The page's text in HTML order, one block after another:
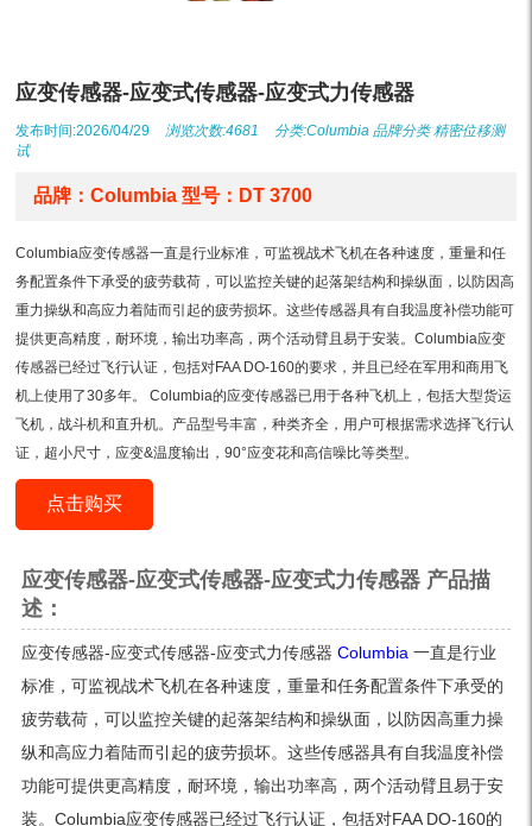
应变传感器-应变式传感器-应变式力传感器
发布时间:2026/04/29 浏览次数:4681 分类:Columbia 品牌分类 精密位移测
试
品牌：Columbia 型号：DT 3700
Columbia应变传感器一直是行业标准，可监视战术飞机在各种速度，重量和任
务配置条件下承受的疲劳载荷，可以监控关键的起落架结构和操纵面，以防因高
重力操纵和高应力着陆而引起的疲劳损坏。这些传感器具有自我温度补偿功能可
提供更高精度，耐环境，输出功率高，两个活动臂且易于安装。Columbia应变
传感器已经过飞行认证，包括对FAA DO-160的要求，并且已经在军用和商用飞
机上使用了30多年。 Columbia的应变传感器已用于各种飞机上，包括大型货运
飞机，战斗机和直升机。产品型号丰富，种类齐全，用户可根据需求选择飞行认
证，超小尺寸，应变&温度输出，90°应变花和高信噪比等类型。
点击购买
应变传感器-应变式传感器-应变式力传感器 产品描
述：
应变传感器-应变式传感器-应变式力传感器 Columbia一直是行业
标准，可监视战术飞机在各种速度，重量和任务配置条件下承受的
疲劳载荷，可以监控关键的起落架结构和操纵面，以防因高重力操
纵和高应力着陆而引起的疲劳损坏。这些传感器具有自我温度补偿
功能可提供更高精度，耐环境，输出功率高，两个活动臂且易于安
装。Columbia应变传感器已经过飞行认证，包括对FAA DO-160的